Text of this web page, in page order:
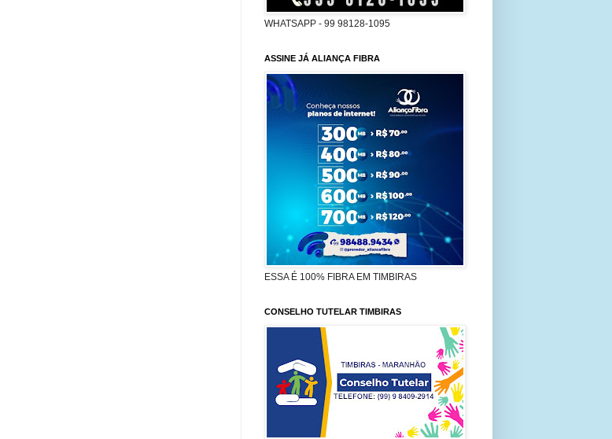
WHATSAPP - 99 98128-1095
ASSINE JÁ ALIANÇA FIBRA
ESSA É 100% FIBRA EM TIMBIRAS
CONSELHO TUTELAR TIMBIRAS